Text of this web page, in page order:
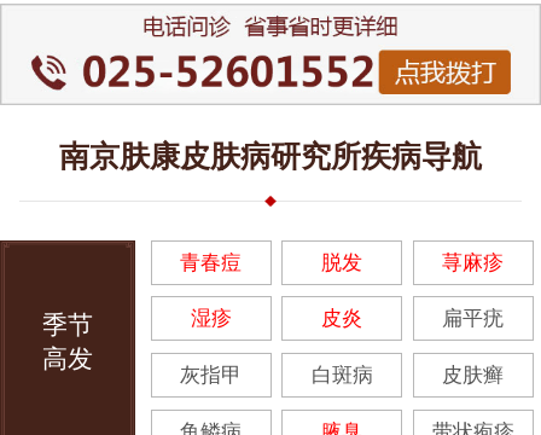
南京肤康皮肤病研究所疾病导航
季节
高发
青春痘 脱发 荨麻疹
湿疹 皮炎 扁平疣
灰指甲 白斑病 皮肤癣